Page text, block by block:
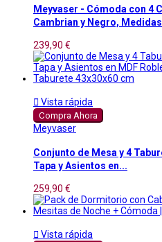
Meyvaser - Cómoda con 4
Cambrian y Negro,
239,90 €
 Vista rápida
Compra Ahora
Meyvaser
Conjunto de Mesa y 4
Tapa y Asientos en...
259,90 €
 Vista rápida